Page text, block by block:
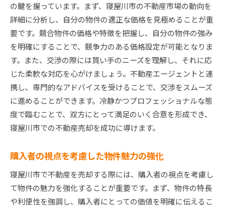
の鍵を握っています。まず、寝屋川市の不動産市場の動向を
詳細に分析し、自分の物件の適正な価格を見極めることが重
要です。競合物件の価格や特徴を把握し、自分の物件の強み
を明確にすることで、競争力のある価格設定が可能となりま
す。また、交渉の際には買い手のニーズを理解し、それに応
じた柔軟な対応を心がけましょう。不動産エージェントと連
携し、専門的なアドバイスを受けることで、交渉をスムーズ
に進めることができます。冷静かつプロフェッショナルな態
度で臨むことで、双方にとって満足のいく合意を形成でき、
寝屋川市での不動産売却を成功に導けます。
購入者の視点を考慮した物件魅力の強化
寝屋川市で不動産を売却する際には、購入者の視点を考慮し
て物件の魅力を強化することが重要です。まず、物件の特長
や利便性を強調し、購入者にとっての価値を明確に伝えるこ